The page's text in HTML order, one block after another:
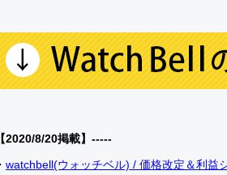
【2020/8/20掲載】-----
・ watchbell(ウォッチベル) / 価格改定＆利益